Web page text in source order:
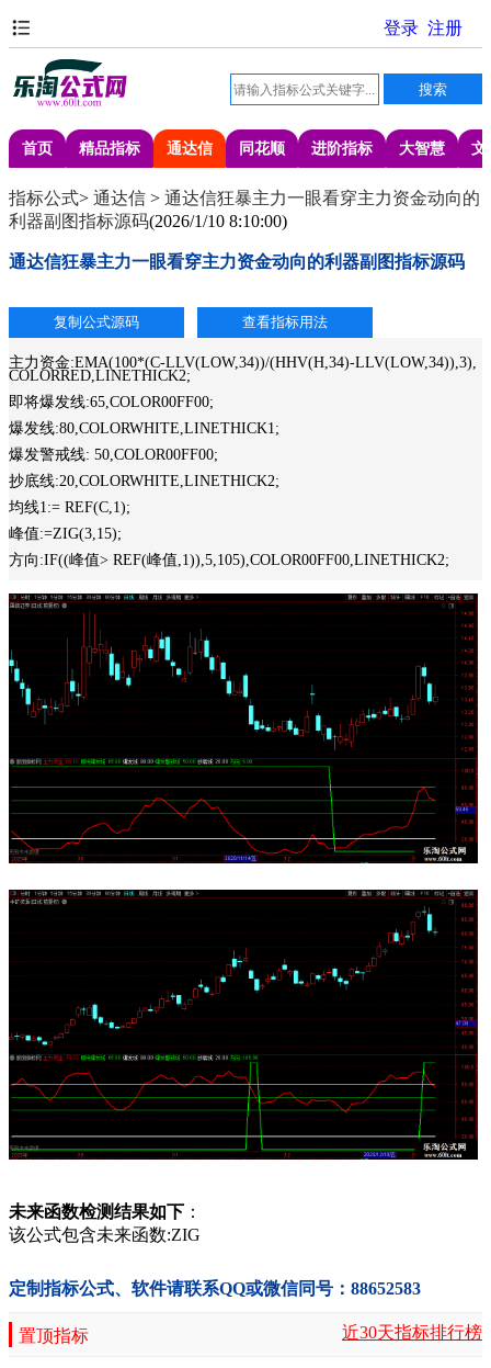
首页 精品指标 通达信 同花顺 进阶指标 大智慧 文
指标公式> 通达信 > 通达信狂暴主力一眼看穿主力资金动向的
利器副图指标源码(2026/1/10 8:10:00)
通达信狂暴主力一眼看穿主力资金动向的利器副图指标源码
主力资金:EMA(100*(C-LLV(LOW,34))/(HHV(H,34)-LLV(LOW,34)),3),
COLORRED,LINETHICK2;
即将爆发线:65,COLOR00FF00;
爆发线:80,COLORWHITE,LINETHICK1;
爆发警戒线: 50,COLOR00FF00;
抄底线:20,COLORWHITE,LINETHICK2;
均线1:= REF(C,1);
峰值:=ZIG(3,15);
方向:IF((峰值> REF(峰值,1)),5,105),COLOR00FF00,LINETHICK2;
未来函数检测结果如下 ：
该公式包含未来函数:ZIG
定制指标公式、软件请联系QQ或微信同号：88652583
置顶指标 近30天指标排行榜